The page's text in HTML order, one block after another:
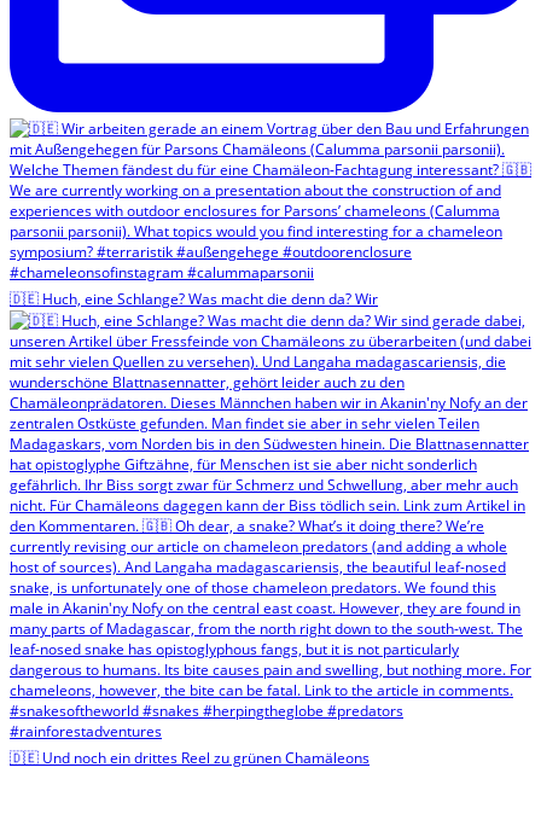
🇩🇪 Huch, eine Schlange? Was macht die denn da? Wir
🇩🇪 Und noch ein drittes Reel zu grünen Chamäleons